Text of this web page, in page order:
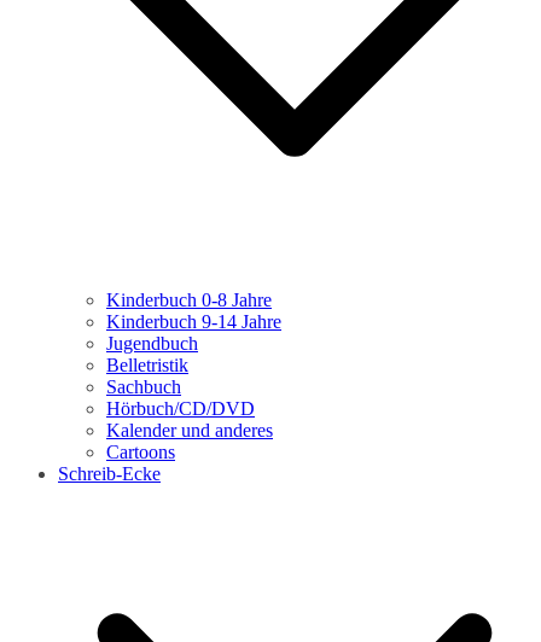
Kinderbuch 0-8 Jahre
Kinderbuch 9-14 Jahre
Jugendbuch
Belletristik
Sachbuch
Hörbuch/CD/DVD
Kalender und anderes
Cartoons
Schreib-Ecke